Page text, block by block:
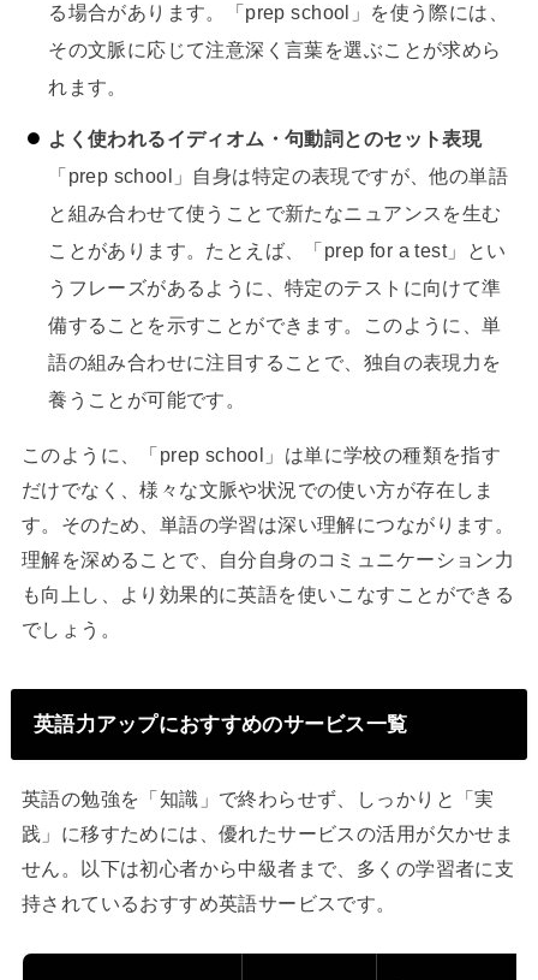
る場合があります。「prep school」を使う際には、
その文脈に応じて注意深く言葉を選ぶことが求めら
れます。
よく使われるイディオム・句動詞とのセット表現
「prep school」自身は特定の表現ですが、他の単語
と組み合わせて使うことで新たなニュアンスを生む
ことがあります。たとえば、「prep for a test」とい
うフレーズがあるように、特定のテストに向けて準
備することを示すことができます。このように、単
語の組み合わせに注目することで、独自の表現力を
養うことが可能です。
このように、「prep school」は単に学校の種類を指す
だけでなく、様々な文脈や状況での使い方が存在しま
す。そのため、単語の学習は深い理解につながります。
理解を深めることで、自分自身のコミュニケーション力
も向上し、より効果的に英語を使いこなすことができる
でしょう。
英語力アップにおすすめのサービス一覧
英語の勉強を「知識」で終わらせず、しっかりと「実
践」に移すためには、優れたサービスの活用が欠かせま
せん。以下は初心者から中級者まで、多くの学習者に支
持されているおすすめ英語サービスです。